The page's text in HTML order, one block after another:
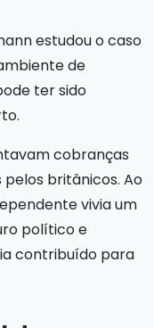
estudou o caso
de
ter sido
cobranças
britânicos. Ao
vivia um
político e
contribuído para